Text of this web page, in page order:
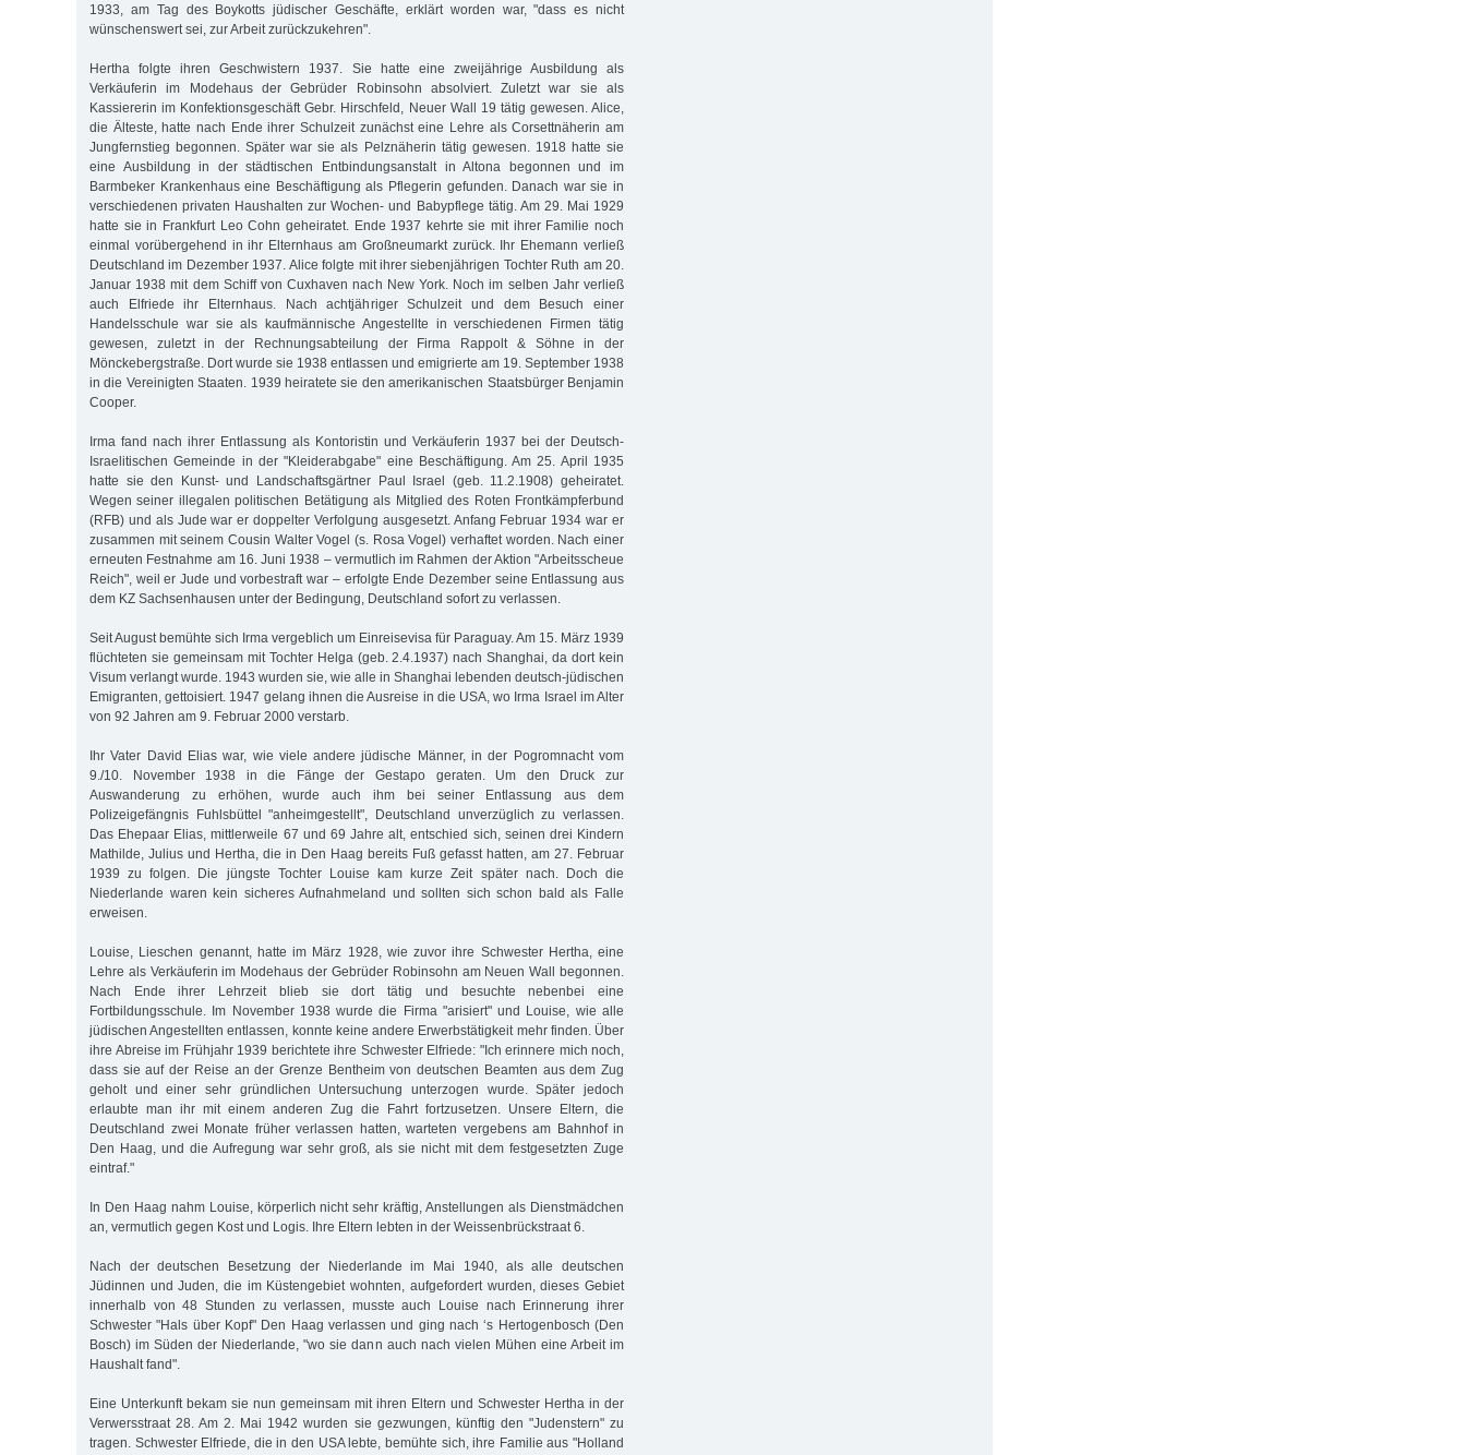
1933, am Tag des Boykotts jüdischer Geschäfte, erklärt worden war, "dass es nicht
wünschenswert sei, zur Arbeit zurückzukehren".
Hertha folgte ihren Geschwistern 1937. Sie hatte eine zweijährige Ausbildung als
Verkäuferin im Modehaus der Gebrüder Robinsohn absolviert. Zuletzt war sie als
Kassiererin im Konfektionsgeschäft Gebr. Hirschfeld, Neuer Wall 19 tätig gewesen. Alice,
die Älteste, hatte nach Ende ihrer Schulzeit zunächst eine Lehre als Corsettnäherin am
Jungfernstieg begonnen. Später war sie als Pelznäherin tätig gewesen. 1918 hatte sie
eine Ausbildung in der städtischen Entbindungsanstalt in Altona begonnen und im
Barmbeker Krankenhaus eine Beschäftigung als Pflegerin gefunden. Danach war sie in
verschiedenen privaten Haushalten zur Wochen- und Babypflege tätig. Am 29. Mai 1929
hatte sie in Frankfurt Leo Cohn geheiratet. Ende 1937 kehrte sie mit ihrer Familie noch
einmal vorübergehend in ihr Elternhaus am Großneumarkt zurück. Ihr Ehemann verließ
Deutschland im Dezember 1937. Alice folgte mit ihrer siebenjährigen Tochter Ruth am 20.
Januar 1938 mit dem Schiff von Cuxhaven nach New York. Noch im selben Jahr verließ
auch Elfriede ihr Elternhaus. Nach achtjähriger Schulzeit und dem Besuch einer
Handelsschule war sie als kaufmännische Angestellte in verschiedenen Firmen tätig
gewesen, zuletzt in der Rechnungsabteilung der Firma Rappolt & Söhne in der
Mönckebergstraße. Dort wurde sie 1938 entlassen und emigrierte am 19. September 1938
in die Vereinigten Staaten. 1939 heiratete sie den amerikanischen Staatsbürger Benjamin
Cooper.
Irma fand nach ihrer Entlassung als Kontoristin und Verkäuferin 1937 bei der Deutsch-
Israelitischen Gemeinde in der "Kleiderabgabe" eine Beschäftigung. Am 25. April 1935
hatte sie den Kunst- und Landschaftsgärtner Paul Israel (geb. 11.2.1908) geheiratet.
Wegen seiner illegalen politischen Betätigung als Mitglied des Roten Frontkämpferbund
(RFB) und als Jude war er doppelter Verfolgung ausgesetzt. Anfang Februar 1934 war er
zusammen mit seinem Cousin Walter Vogel (s. Rosa Vogel) verhaftet worden. Nach einer
erneuten Festnahme am 16. Juni 1938 – vermutlich im Rahmen der Aktion "Arbeitsscheue
Reich", weil er Jude und vorbestraft war – erfolgte Ende Dezember seine Entlassung aus
dem KZ Sachsenhausen unter der Bedingung, Deutschland sofort zu verlassen.
Seit August bemühte sich Irma vergeblich um Einreisevisa für Paraguay. Am 15. März 1939
flüchteten sie gemeinsam mit Tochter Helga (geb. 2.4.1937) nach Shanghai, da dort kein
Visum verlangt wurde. 1943 wurden sie, wie alle in Shanghai lebenden deutsch-jüdischen
Emigranten, gettoisiert. 1947 gelang ihnen die Ausreise in die USA, wo Irma Israel im Alter
von 92 Jahren am 9. Februar 2000 verstarb.
Ihr Vater David Elias war, wie viele andere jüdische Männer, in der Pogromnacht vom
9./10. November 1938 in die Fänge der Gestapo geraten. Um den Druck zur
Auswanderung zu erhöhen, wurde auch ihm bei seiner Entlassung aus dem
Polizeigefängnis Fuhlsbüttel "anheimgestellt", Deutschland unverzüglich zu verlassen.
Das Ehepaar Elias, mittlerweile 67 und 69 Jahre alt, entschied sich, seinen drei Kindern
Mathilde, Julius und Hertha, die in Den Haag bereits Fuß gefasst hatten, am 27. Februar
1939 zu folgen. Die jüngste Tochter Louise kam kurze Zeit später nach. Doch die
Niederlande waren kein sicheres Aufnahmeland und sollten sich schon bald als Falle
erweisen.
Louise, Lieschen genannt, hatte im März 1928, wie zuvor ihre Schwester Hertha, eine
Lehre als Verkäuferin im Modehaus der Gebrüder Robinsohn am Neuen Wall begonnen.
Nach Ende ihrer Lehrzeit blieb sie dort tätig und besuchte nebenbei eine
Fortbildungsschule. Im November 1938 wurde die Firma "arisiert" und Louise, wie alle
jüdischen Angestellten entlassen, konnte keine andere Erwerbstätigkeit mehr finden. Über
ihre Abreise im Frühjahr 1939 berichtete ihre Schwester Elfriede: "Ich erinnere mich noch,
dass sie auf der Reise an der Grenze Bentheim von deutschen Beamten aus dem Zug
geholt und einer sehr gründlichen Untersuchung unterzogen wurde. Später jedoch
erlaubte man ihr mit einem anderen Zug die Fahrt fortzusetzen. Unsere Eltern, die
Deutschland zwei Monate früher verlassen hatten, warteten vergebens am Bahnhof in
Den Haag, und die Aufregung war sehr groß, als sie nicht mit dem festgesetzten Zuge
eintraf."
In Den Haag nahm Louise, körperlich nicht sehr kräftig, Anstellungen als Dienstmädchen
an, vermutlich gegen Kost und Logis. Ihre Eltern lebten in der Weissenbrückstraat 6.
Nach der deutschen Besetzung der Niederlande im Mai 1940, als alle deutschen
Jüdinnen und Juden, die im Küstengebiet wohnten, aufgefordert wurden, dieses Gebiet
innerhalb von 48 Stunden zu verlassen, musste auch Louise nach Erinnerung ihrer
Schwester "Hals über Kopf" Den Haag verlassen und ging nach ‘s Hertogenbosch (Den
Bosch) im Süden der Niederlande, "wo sie dann auch nach vielen Mühen eine Arbeit im
Haushalt fand".
Eine Unterkunft bekam sie nun gemeinsam mit ihren Eltern und Schwester Hertha in der
Verwersstraat 28. Am 2. Mai 1942 wurden sie gezwungen, künftig den "Judenstern" zu
tragen. Schwester Elfriede, die in den USA lebte, bemühte sich, ihre Familie aus "Holland